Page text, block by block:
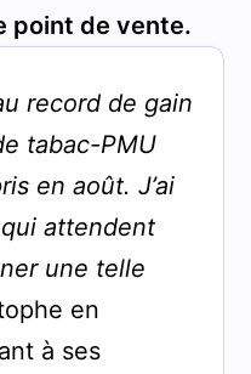
point de vente.
record de gain
tabac-PMU
en août. J’ai
attendent
une telle
en
à ses